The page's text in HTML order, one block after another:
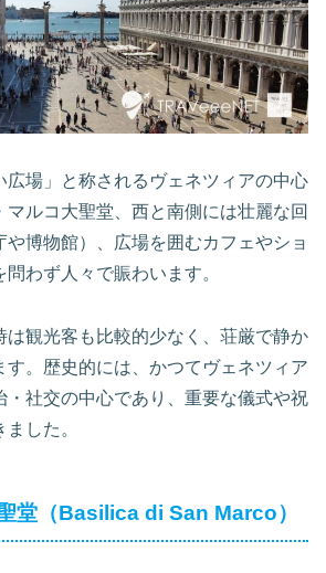
広場」と称されるヴェネツィアの中心
ルコ大聖堂、西と南側には壮麗な回
や博物館）、広場を囲むカフェやショ
わず人々で賑わいます。
は観光客も比較的少なく、荘厳で静か
す。歴史的には、かつてヴェネツィア
・社交の中心であり、重要な儀式や祝
した。
堂（Basilica di San Marco）